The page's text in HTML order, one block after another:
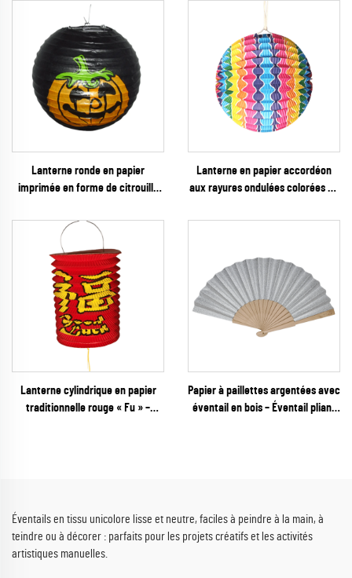
Lanterne ronde en papier
imprimée en forme de citrouille
d’Halloween
Lanterne en papier accordéon
aux rayures ondulées colorées en
ribbée vibrante arc-en-ciel pour
Lanterne cylindrique en papier
traditionnelle rouge « Fu » –
Papier à paillettes argentées avec
éventail en bois – Éventail pliant
Éventails en tissu unicolore lisse et neutre, faciles à peindre à la main, à
teindre ou à décorer : parfaits pour les projets créatifs et les activités
artistiques manuelles.